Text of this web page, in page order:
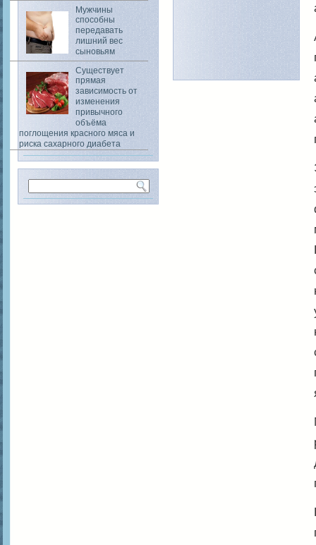
Мужчины
способны
передавать
лишний вес
сыновьям
Существует
прямая
зависимость от
изменения
привычного
объёма
поглощения красного мяса и
риска сахарного диабета